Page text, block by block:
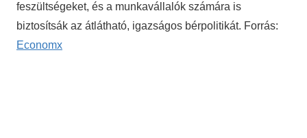
feszültségeket, és a munkavállalók számára is
biztosítsák az átlátható, igazságos bérpolitikát. Forrás:
Economx